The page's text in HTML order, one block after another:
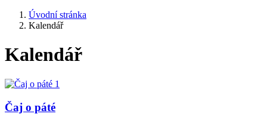
Úvodní stránka
Kalendář
Kalendář
Čaj o páté